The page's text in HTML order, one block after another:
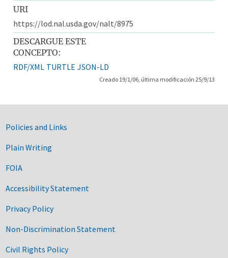
URI
https://lod.nal.usda.gov/nalt/8975
DESCARGUE ESTE
CONCEPTO:
RDF/XML TURTLE JSON-LD
Creado 19/1/06, última modificación 25/9/13
Government Links
Policies and Links
Plain Writing
FOIA
Accessibility Statement
Privacy Policy
Non-Discrimination Statement
Civil Rights Policy